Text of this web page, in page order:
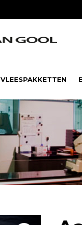
VLEESPAKKETTEN